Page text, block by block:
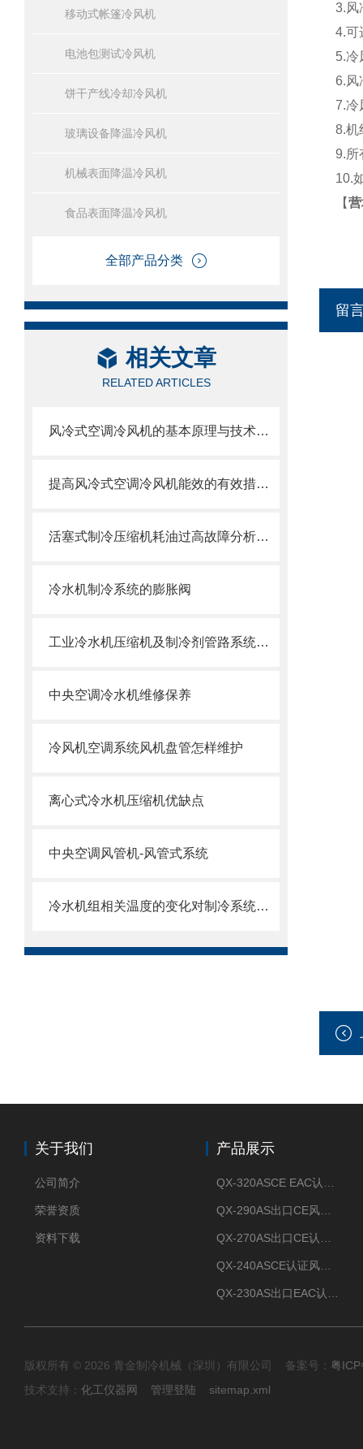
移动式帐篷冷风机
电池包测试冷风机
饼干产线冷却冷风机
玻璃设备降温冷风机
机械表面降温冷风机
食品表面降温冷风机
全部产品分类
相关文章
RELATED ARTICLES
风冷式空调冷风机的基本原理与技术特点概述
提高风冷式空调冷风机能效的有效措施说明
活塞式制冷压缩机耗油过高故障分析及处理
冷水机制冷系统的膨胀阀
工业冷水机压缩机及制冷剂管路系统的检查
中央空调冷水机维修保养
冷风机空调系统风机盘管怎样维护
离心式冷水机压缩机优缺点
中央空调风管机-风管式系统
冷水机组相关温度的变化对制冷系统的影响
3.风
4.可
5.冷
6.风
7.冷
8.机
9.所
10.
【
留
关于我们
公司简介
荣誉资质
资料下载
产品展示
版权所有 © 2026 青金制冷机械（深圳）有限公司 备案号： 粤
技术支持： 化工仪器网 管理登陆 sitemap.xml